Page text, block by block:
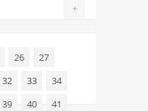
+
26
27
32 33
34
39 40
41